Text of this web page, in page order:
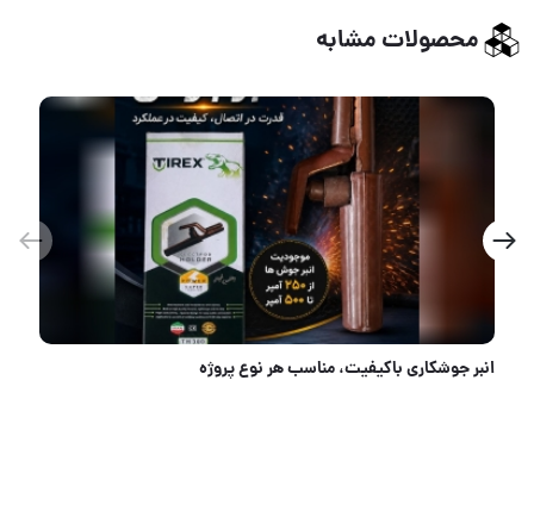
محصولات مشابه
🪛جادوی ابزار